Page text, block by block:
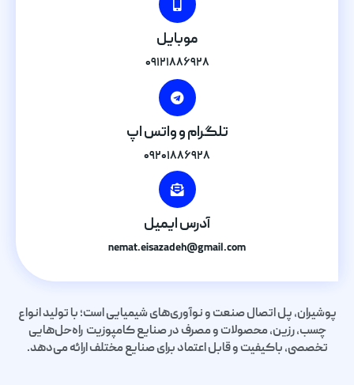
موبایل
۰۹۱۲۱۸۸۶۹۲۸
تلگرام و واتس اپ
۰۹۲۰۱۸۸۶۹۲۸
آدرس ایمیل
nemat.eisazadeh@gmail.com
پوشیران، پل اتصال صنعت و نوآوری‌های شیمیایی است؛ با تولید انواع
چسب، رزین، محصولات و مصرف در صنایع کامپوزیت راه‌حل‌هایی
تخصصی، باکیفیت و قابل اعتماد برای صنایع مختلف ارائه می‌دهد.